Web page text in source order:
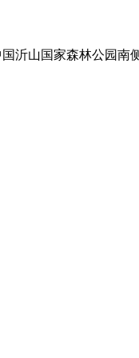
沂山国家森林公园南